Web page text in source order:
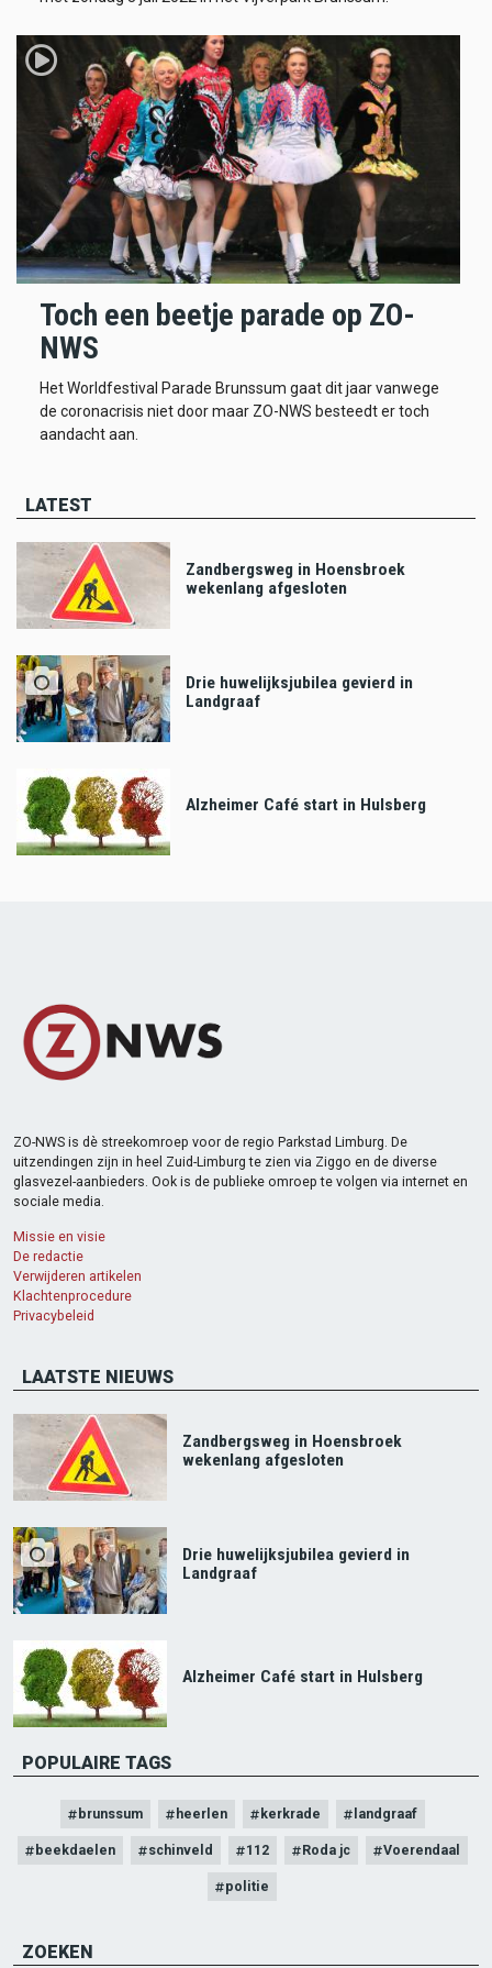
Toch een beetje parade op ZO-
NWS
Het Worldfestival Parade Brunssum gaat dit jaar vanwege
de coronacrisis niet door maar ZO-NWS besteedt er toch
aandacht aan.
LATEST
Zandbergsweg in Hoensbroek
wekenlang afgesloten
Drie huwelijksjubilea gevierd in
Landgraaf
Alzheimer Café start in Hulsberg
ZO-NWS is dè streekomroep voor de regio Parkstad Limburg. De
uitzendingen zijn in heel Zuid-Limburg te zien via Ziggo en de diverse
glasvezel-aanbieders. Ook is de publieke omroep te volgen via internet en
sociale media.
Missie en visie
De redactie
Verwijderen artikelen
Klachtenprocedure
Privacybeleid
LAATSTE NIEUWS
Zandbergsweg in Hoensbroek
wekenlang afgesloten
Drie huwelijksjubilea gevierd in
Landgraaf
Alzheimer Café start in Hulsberg
POPULAIRE TAGS
brunssum heerlen kerkrade landgraaf
beekdaelen schinveld 112 Roda jc Voerendaal
politie
ZOEKEN